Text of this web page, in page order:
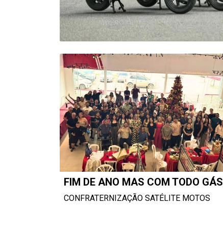
FIM DE ANO MAS COM TODO GÁS
CONFRATERNIZAÇÃO SATÉLITE MOTOS